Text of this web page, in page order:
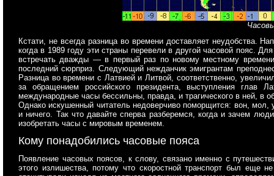
Кстати, не всегда разница во времени доставляет неудобства.
когда в 1989 году эти страны перевели в другой часовой пояс.
встречать дважды — в первый раз по новому местному
последний сюрприз. Следующий нежданчик эмигрантам
Разница во времени с Латвией и Литвой, соответственно,
за обращением российского президента, выступления
международные часы бессильны, правда, и трагического в ней, в
Однако искушенный читатель недоверчиво поморщится: вон, мол,
и ничего. Так что давайте сперва разберемся, когда и зачем
изобретать часы с мировым временем.
Кому понадобились часовые пояса
Появление часовых поясов, к слову, связано именно с
этого излишества, потому что скоростной транспорт был еще